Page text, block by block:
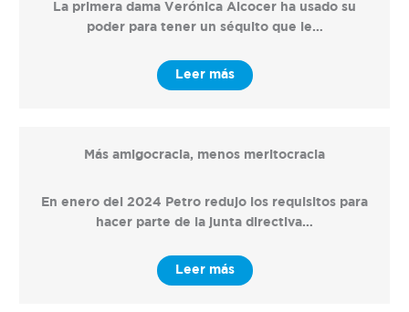
La primera dama Verónica Alcocer ha usado su
poder para tener un séquito que le…
Leer más
Más amigocracia, menos meritocracia
En enero del 2024 Petro redujo los requisitos para
hacer parte de la junta directiva…
Leer más